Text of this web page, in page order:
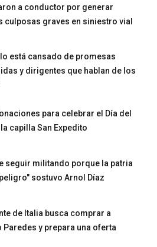
a conductor por generar
culposas graves en siniestro vial
está cansado de promesas
y dirigentes que hablan de los
para celebrar el Día del
capilla San Expedito
seguir militando porque la patria
sostuvo Arnol Díaz
de Italia busca comprar a
Paredes y prepara una oferta